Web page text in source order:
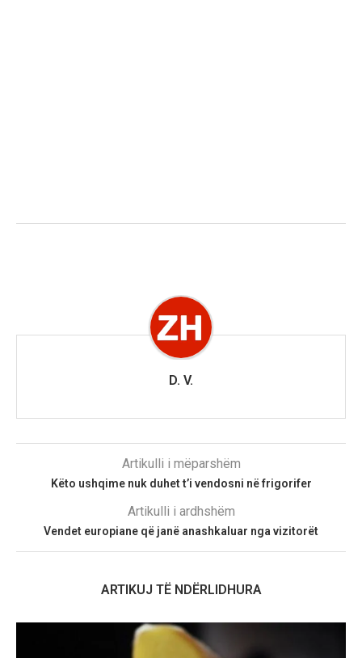
D. V.
Artikulli i mëparshëm
Këto ushqime nuk duhet t’i vendosni në frigorifer
Artikulli i ardhshëm
Vendet europiane që janë anashkaluar nga vizitorët
ARTIKUJ TË NDËRLIDHURA